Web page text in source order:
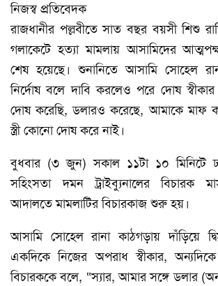
নিজস্ব প্রতিবেদক
রাজধানীর পল্লবীতে সাত বছর বয়সী শিশু
গলাকেটে হত্যা মামলায় আসামিদের
শেষ হয়েছে। শুনানিতে আসামি সোহেল
নির্দোষ বলে দাবি করলেও পরে দোষ
দোষ করেছি, ডলারও করেছে, আমাকে মাফ
স্ত্রী কোনো দোষ করে নাই।
বুধবার (৩ জুন) সকাল ১১টা ১০ মিনিটে
সহিংসতা দমন ট্রাইব্যুনালের বিচারক
আদালতে মামলাটির বিচারকাজ শুরু হয়।
আসামি সোহেল রানা কাঠগড়ায় দাঁড়িয়ে
একদিকে নিজের অপরাধ স্বীকার,
বিচারককে বলে, “স্যার, আমার সঙ্গে ডলার